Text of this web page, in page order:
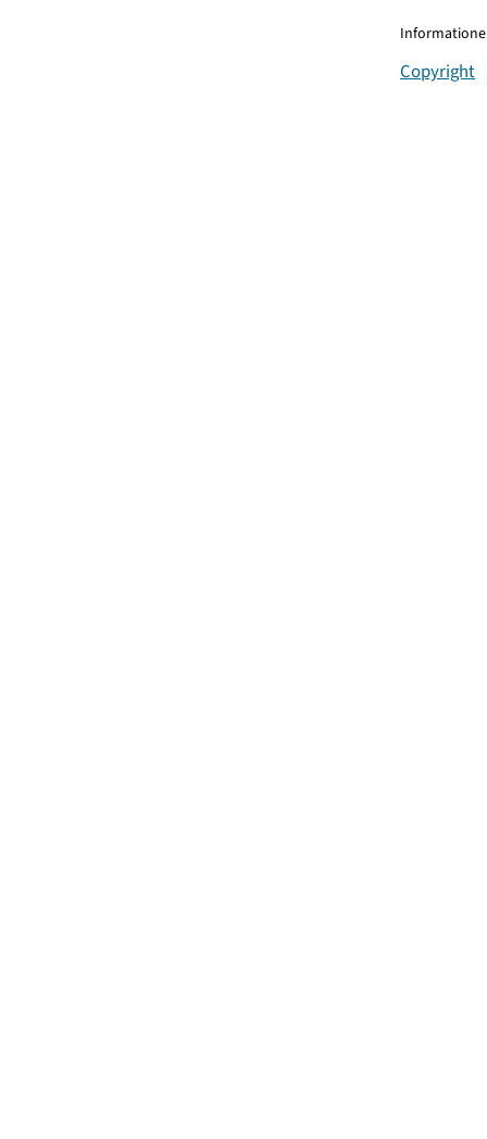
Copyright